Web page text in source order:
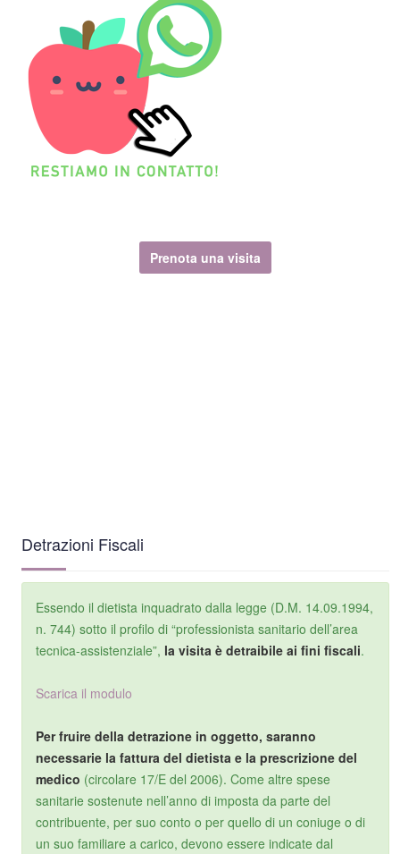
Prenota una visita
Detrazioni Fiscali
Essendo il dietista inquadrato dalla legge (D.M. 14.09.1994,
n. 744) sotto il profilo di “professionista sanitario dell’area
tecnica-assistenziale”, la visita è detraibile ai fini fiscali.
Scarica il modulo
Per fruire della detrazione in oggetto, saranno
necessarie la fattura del dietista e la prescrizione del
medico (circolare 17/E del 2006). Come altre spese
sanitarie sostenute nell’anno di imposta da parte del
contribuente, per suo conto o per quello di un coniuge o di
un suo familiare a carico, devono essere indicate dal